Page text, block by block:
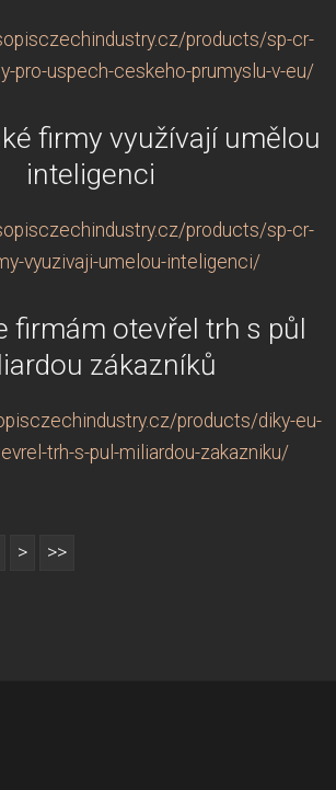
products/sp-cr-
pro-uspech-ceskeho-prumyslu-v-eu/
firmy využívají umělou
inteligenci
products/sp-cr-
vyuzivaji-umelou-inteligenci/
firmám otevřel trh s půl
zákazníků
products/diky-eu-
trh-s-pul-miliardou-zakazniku/
> >>